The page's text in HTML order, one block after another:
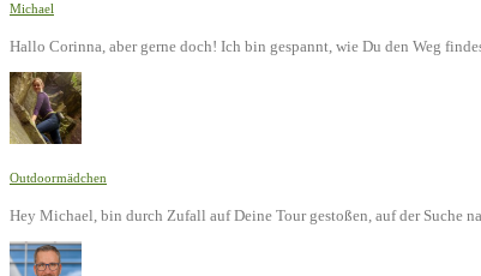
Michael
Hallo Corinna, aber gerne doch! Ich bin gespannt, wie Du den Weg
Outdoormädchen
Hey Michael, bin durch Zufall auf Deine Tour gestoßen, auf der Suche